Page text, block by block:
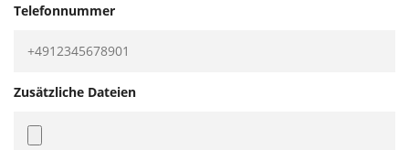
Telefonnummer
Zusätzliche Dateien